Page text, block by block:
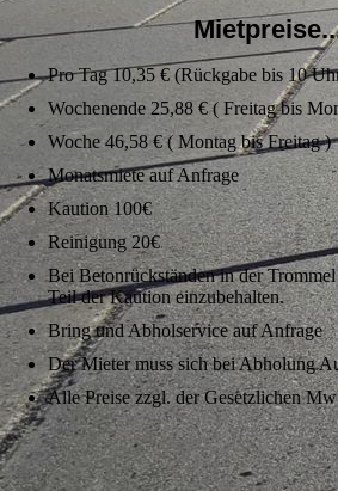
Pro Tag 10,35 € (Rückgabe bis 10
Wochenende 25,88 € ( Freitag bis
Woche 46,58 € ( Montag bis Freitag )
Monatsmiete auf Anfrage
Kaution 100€
Reinigung 20€
Bei Betonrückständen in der
Teil der Kaution einzubehalten.
Bring und Abholservice auf Anfrage
Der Mieter muss sich bei Abholung
Alle Preise zzgl. der Gesetzlichen